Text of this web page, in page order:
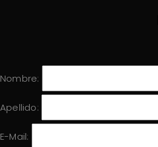
Nombre:
Apellido:
E-Mail: